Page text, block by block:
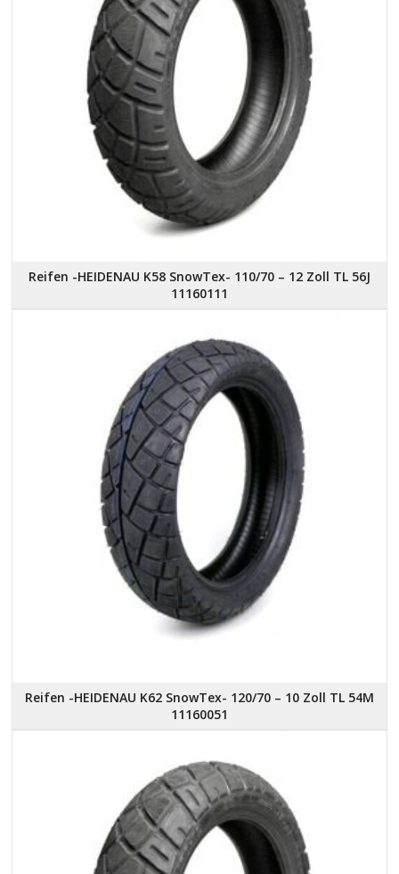
Reifen -HEIDENAU K58 SnowTex- 110/70 – 12 Zoll TL 56J
11160111
Reifen -HEIDENAU K62 SnowTex- 120/70 – 10 Zoll TL 54M
11160051